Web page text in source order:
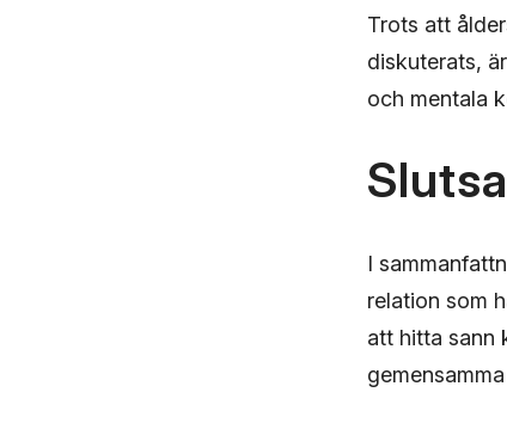
Trots att
diskuterats,
och mentala
I
relation som
att hitta sann